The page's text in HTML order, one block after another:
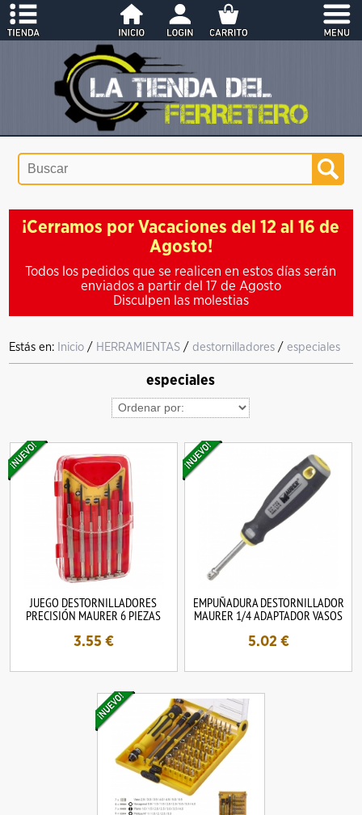
¡Cerramos por Vacaciones del 12 al 16 de
Agosto!
Todos los pedidos que se realicen en estos días serán
enviados a partir del 17 de Agosto
Disculpen las molestias
Estás en: Inicio / HERRAMIENTAS /destornilladores /especiales
especiales
JUEGO DESTORNILLADORES
PRECISIÓN MAURER 6 PIEZAS
3.55 €
EMPUÑADURA DESTORNILLADOR
MAURER 1/4 ADAPTADOR VASOS
5.02 €